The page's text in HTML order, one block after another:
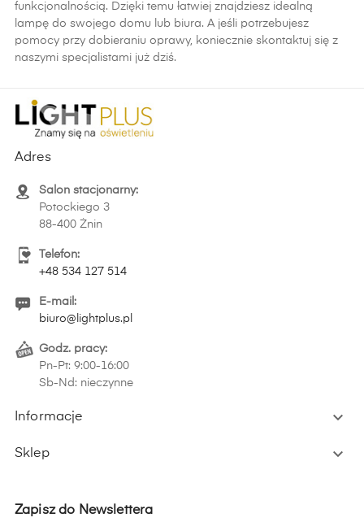
funkcjonalnością. Dzięki temu łatwiej znajdziesz idealną
lampę do swojego domu lub biura. A jeśli potrzebujesz
pomocy przy dobieraniu oprawy, koniecznie skontaktuj się z
naszymi specjalistami już dziś.
Adres
Salon stacjonarny:
Potockiego 3
88-400 Żnin
Telefon:
+48 534 127 514
E-mail:
biuro@lightplus.pl
Godz. pracy:
Pn-Pt: 9:00-16:00
Sb-Nd: nieczynne
Informacje 
Sklep 
Zapisz do Newslettera